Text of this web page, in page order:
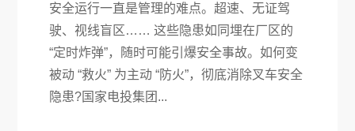
安全运行一直是管理的难点。超速、无证驾
驶、视线盲区…… 这些隐患如同埋在厂区的
“定时炸弹”，随时可能引爆安全事故。如何变
被动 “救火” 为主动 “防火”，彻底消除叉车安全
隐患?国家电投集团...